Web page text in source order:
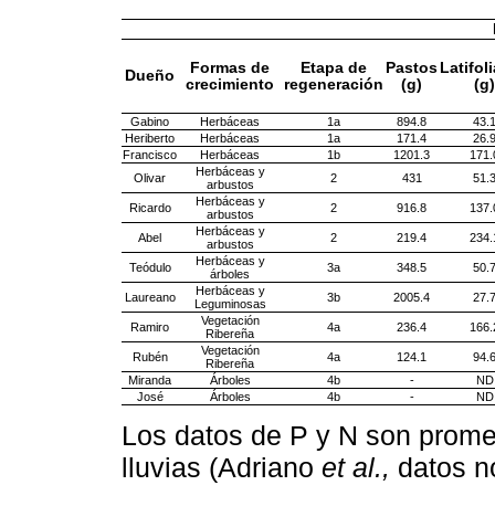
Dueño
Formas de
crecimiento
Etapa de
regeneración
Pastos
(g)
(g)
Gabino Herbáceas 1a 894.8
43.1
Heriberto
Herbáceas 1a 171.4
26.9
Francisco
Herbáceas 1b 1201.3
Olivar
Herbáceas y
arbustos
2 431 51.3
Ricardo
Herbáceas y
arbustos
2 916.8
Abel
Herbáceas y
arbustos
2 219.4
Teódulo
Herbáceas y
árboles
3a 348.5 50.7
Laureano
Herbáceas y
Leguminosas
3b 2005.4 27.7
Ramiro
Vegetación
Ribereña
4a 236.4
Rubén
Vegetación
Ribereña
4a 124.1
94.6
Miranda
Árboles 4b -
ND
José
Árboles 4b - ND
Los datos de P y N son
lluvias (Adriano et al., datos